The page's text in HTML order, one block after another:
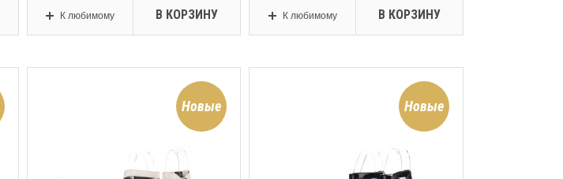
К любимому В КОРЗИНУ К любимому В КОРЗИНУ
Новые Новые